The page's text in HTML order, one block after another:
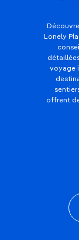
Lonely
voyage
offrent